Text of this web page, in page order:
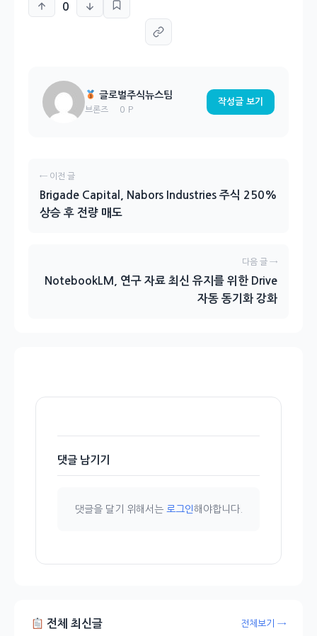
0
글로벌주식뉴스팀
브론즈 0 P
작성글 보기
← 이전 글
Brigade Capital, Nabors Industries 주식 250%
상승 후 전량 매도
다음 글 →
NotebookLM, 연구 자료 최신 유지를 위한 Drive
자동 동기화 강화
댓글 남기기
댓글을 달기 위해서는 로그인해야합니다.
전체 최신글 전체보기 →